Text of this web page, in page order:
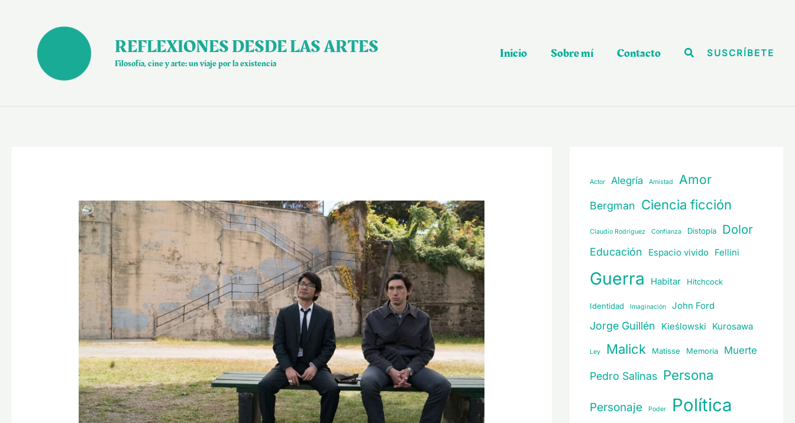
contenido
REFLEXIONES DESDE LAS ARTES
Filosofía, cine y arte: un viaje por la existencia
Inicio Sobre mí Contacto BuscarSUSCRÍBETE
Actor Alegría Amistad Amor
Bergman Ciencia ficción
Claudio Rodríguez Confianza Distopía Dolor
Educación Espacio vivido Fellini
Guerra Habitar Hitchcock
Identidad Imaginación John Ford
Jorge Guillén Kieślowski Kurosawa
Ley Malick Matisse Memoria Muerte
Pedro Salinas Persona
Personaje Poder Política